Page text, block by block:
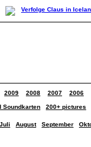
2009 2008 2007 2006
Soundkarten 200+ pictures
Juli August September